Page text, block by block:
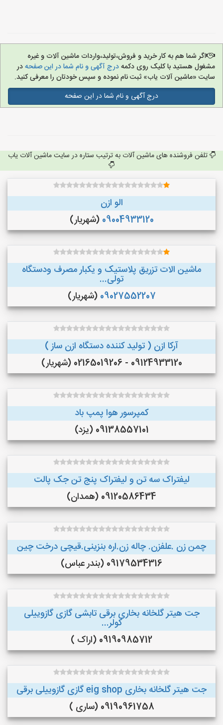
اگر شما هم به کار خرید و فروش،تولید،واردات ماشین آلات و غیره
مشغول هستید با کلیک روی دکمهدرج آگهی و نام شما در این صفحهدر
سایت «ماشین آلات یاب» ثبت نام نموده و سپس خودتان را معرفی کنید.
درج آگهی و نام شما در این صفحه
تلفن فروشنده های ماشین آلات به ترتیب ستاره در سایت ماشین آلات یاب
الو ازن
09004933120 (شهریار)
ماشین الات تزریق پلاستیک و یکبار مصرف ودستگاه
تولی...
09027552207 (شهریار)
آرکا ازن ( تولید کننده دستگاه ازن ساز )
09124933120 - 02165019206 (شهریار)
کمپرسور هوا پمپ باد
09138557101 (یزد)
لیفتراک سه تن و لیفتراک پنج تن جک پالت
09120586434 (همدان)
چمن زن .علفزن. چاله زن.اره بنزینی.قیچی درخت چین
09179534316 (بندر عباس)
جت هیتر گلخانه بخاری برقی تابشی گازی گازوییلی
کولر...
09190985712 (اراک )
جت هیتر گلخانه بخاری eig shop گازی گازوییلی برقی
09190961758 (ساری )